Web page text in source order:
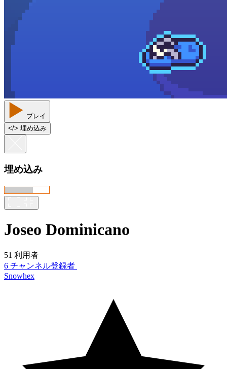
プレイ
</> 埋め込み
埋め込み
Joseo Dominicano
51 利用者
6 チャンネル登録者
Snowhex